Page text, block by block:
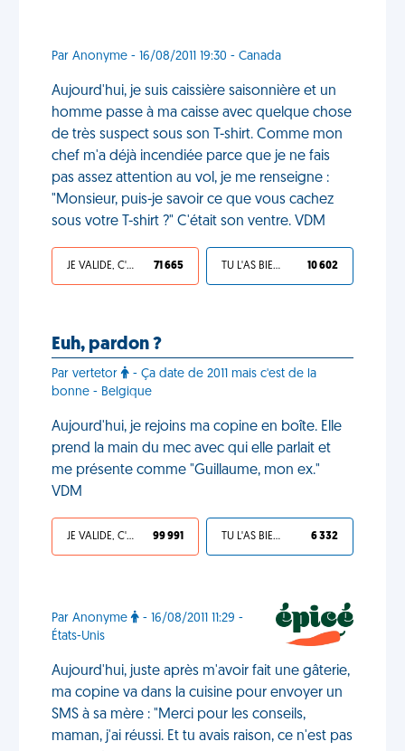
Par Anonyme - 16/08/2011 19:30 - Canada
Aujourd'hui, je suis caissière saisonnière et un
homme passe à ma caisse avec quelque chose
de très suspect sous son T-shirt. Comme mon
chef m'a déjà incendiée parce que je ne fais
pas assez attention au vol, je me renseigne :
"Monsieur, puis-je savoir ce que vous cachez
sous votre T-shirt ?" C'était son ventre. VDM
JE VALIDE, C'EST UNE VDM 71 665 TU L'AS BIEN MÉRITÉ 10 602
Euh, pardon ?
Par vertetor
- Ça date de 2011 mais c'est de la
bonne - Belgique
Aujourd'hui, je rejoins ma copine en boîte. Elle
prend la main du mec avec qui elle parlait et
me présente comme "Guillaume, mon ex."
VDM
JE VALIDE, C'EST UNE VDM 99 991 TU L'AS BIEN MÉRITÉ 6 332
Par Anonyme
- 16/08/2011 11:29 -
États-Unis
Aujourd'hui, juste après m'avoir fait une gâterie,
ma copine va dans la cuisine pour envoyer un
SMS à sa mère : "Merci pour les conseils,
maman, j'ai réussi. Et tu avais raison, ce n'est pas